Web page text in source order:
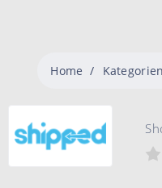
Home Kategorien